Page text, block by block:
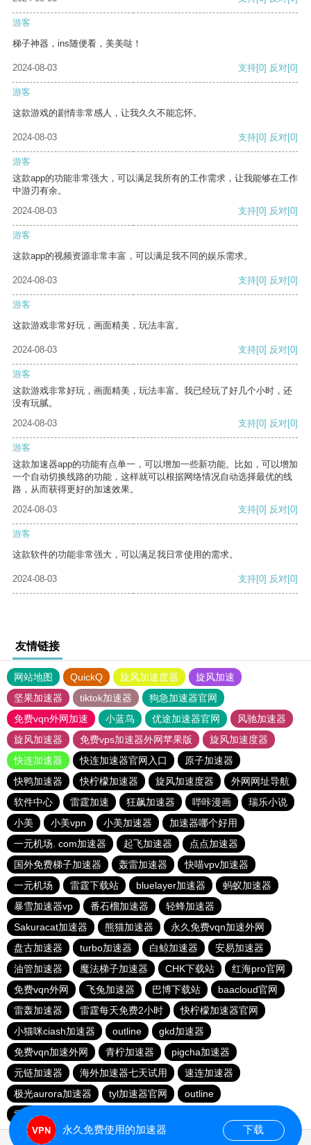
游客
梯子神器，ins随便看，美美哒！
2024-08-03 支持[0] 反对[0]
游客
这款游戏的剧情非常感人，让我久久不能忘怀。
2024-08-03 支持[0] 反对[0]
游客
这款app的功能非常强大，可以满足我所有的工作需求，让我能够在工作
中游刃有余。
2024-08-03
支持[0] 反对[0]
游客
这款app的视频资源非常丰富，可以满足我不同的娱乐需求。
2024-08-03 支持[0] 反对[0]
游客
这款游戏非常好玩，画面精美，玩法丰富。
2024-08-03 支持[0] 反对[0]
游客
这款游戏非常好玩，画面精美，玩法丰富。我已经玩了好几个小时，还
没有玩腻。
2024-08-03
支持[0] 反对[0]
游客
这款加速器app的功能有点单一，可以增加一些新功能。比如，可以增加
一个自动切换线路的功能，这样就可以根据网络情况自动选择最优的线
路，从而获得更好的加速效果。
2024-08-03
支持[0] 反对[0]
游客
这款软件的功能非常强大，可以满足我日常使用的需求。
2024-08-03 支持[0] 反对[0]
友情链接
网站地图 QuickQ 旋风加速度器
旋风加速
坚果加速器
tiktok加速器
狗急加速器官网
免费vqn外网加速
小蓝鸟 优途加速器官网
风驰加速器
旋风加速器
免费vps加速器外网苹果版
旋风加速度器
快连加速器
快连加速器官网入口
原子加速器
快鸭加速器
快柠檬加速器 旋风加速度器
外网网址导航
软件中心
雷霆加速 狂飙加速器 哔咔漫画
瑞乐小说
小美
小美vpn 小美加速器
加速器哪个好用
一元机场. com加速器
起飞加速器
点点加速器
国外免费梯子加速器
轰雷加速器
快喵vpv加速器
一元机场
雷霆下载站 bluelayer加速器
蚂蚁加速器
暴雪加速器vp
番石榴加速器
轻蜂加速器
Sakuracat加速器
熊猫加速器
永久免费vqn加速外网
盘古加速器
turbo加速器 白鲸加速器
安易加速器
油管加速器
魔法梯子加速器 CHK下载站
红海pro官网
免费vqn外网
飞兔加速器 巴博下载站
baacloud官网
雷轰加速器
雷霆每天免费2小时
快柠檬加速器官网
小猫咪ciash加速器
outline
gkd加速器
免费vqn加速外网
青柠加速器
pigcha加速器
元链加速器
海外加速器七天试用
速连加速器
极光aurora加速器
tyl加速器官网
outline
雷霆加速免费永久
永久免费使用的加速器 下载